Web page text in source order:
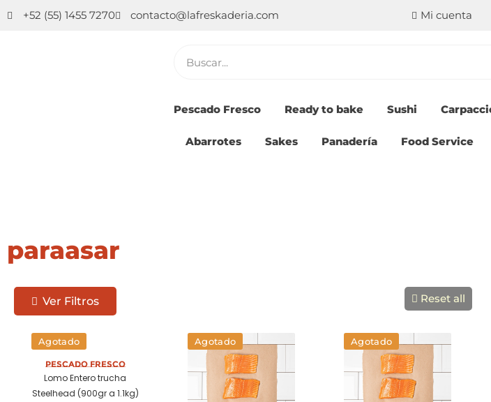
+52 (55) 1455 7270 contacto@lafreskaderia.com Mi cuenta
Pescado Fresco Ready to bake Sushi
Abarrotes Sakes Panadería Food Service
paraasar
Ver Filtros Reset all
Agotado
Pescado Fresco
Lomo Entero trucha
Steelhead (900gr a 1.1kg)
Agotado Agotado